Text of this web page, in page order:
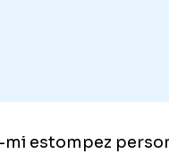
estompez